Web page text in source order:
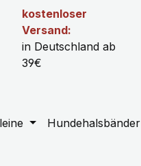
kostenloser
Versand:
in Deutschland ab
39€
Hundehalsbänder